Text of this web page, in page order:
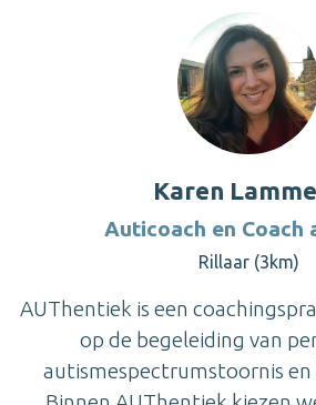
Karen
Auticoach en Coach
Rillaar (3km)
AUThentiek is een
op de begeleiding van
autismespectrumstoornis en